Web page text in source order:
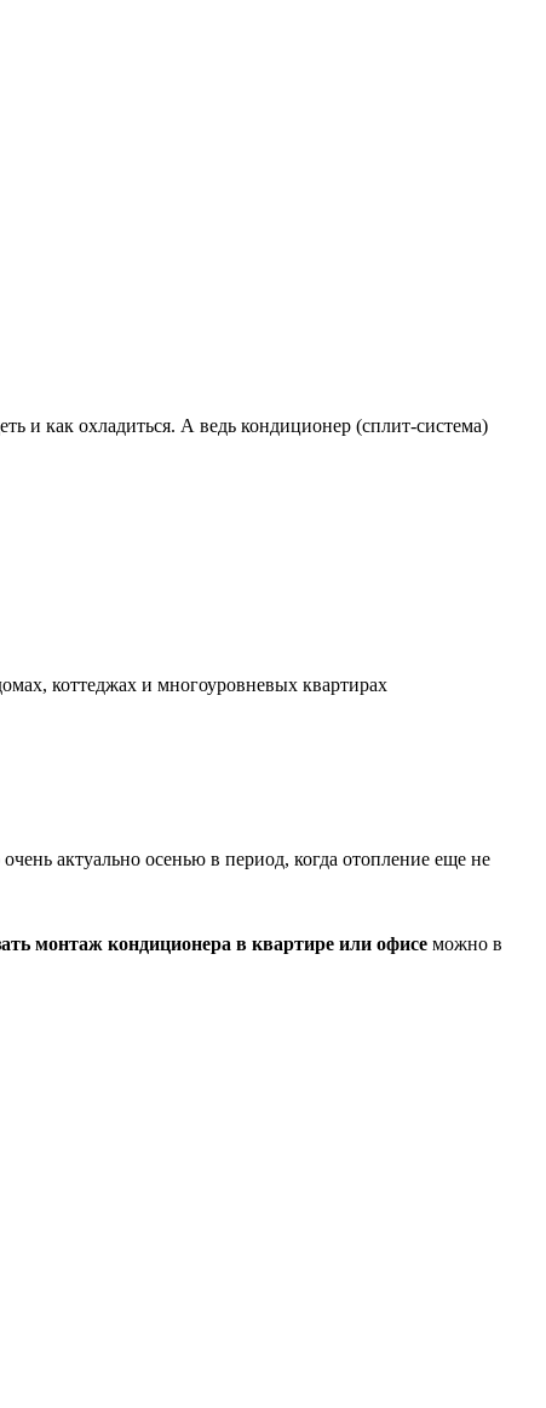
и как охладиться. А ведь кондиционер (сплит-система)
коттеджах и многоуровневых квартирах
актуально осенью в период, когда отопление еще не
монтаж кондиционера в квартире или офисе можно в